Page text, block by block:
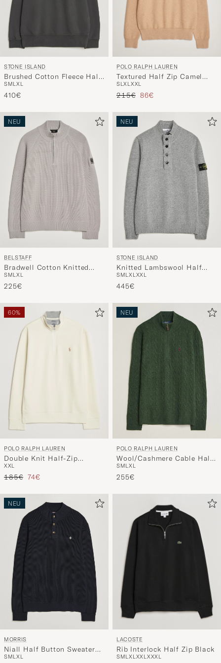
STONE ISLAND
Brushed Cotton Fleece Half
Zip Lead Grey
SMLXL
410€
POLO RALPH LAUREN
Textured Half Zip Camel
Melange
SLXLXXL
Regulärer Preis
215€ Reduzierter Preis
86€
NEU
BELSTAFF
Bradwell Cotton Knitted
Quarter Zip Concrete
SMLXL
225€
NEU
STONE ISLAND
Knitted Lambswool Half
Button Zip Grey Melange
SMLXLXXL
445€
60%
POLO RALPH LAUREN
Double Knit Half-Zip
Sweater Parchment Cream
XXL
Regulärer Preis
185€ Reduzierter Preis
74€
NEU
POLO RALPH LAUREN
Wool/Cashmere Cable Half
Zip Lodgepole Pine Heather
SMLXL
255€
NEU
MORRIS
Niall Half Button Sweater
Old Blue
SMLXL
LACOSTE
Rib Interlock Half Zip Black
SMLXLXXLXXXL